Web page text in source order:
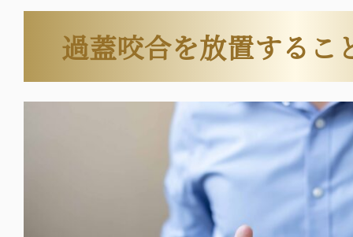
過蓋咬合を放置するこ